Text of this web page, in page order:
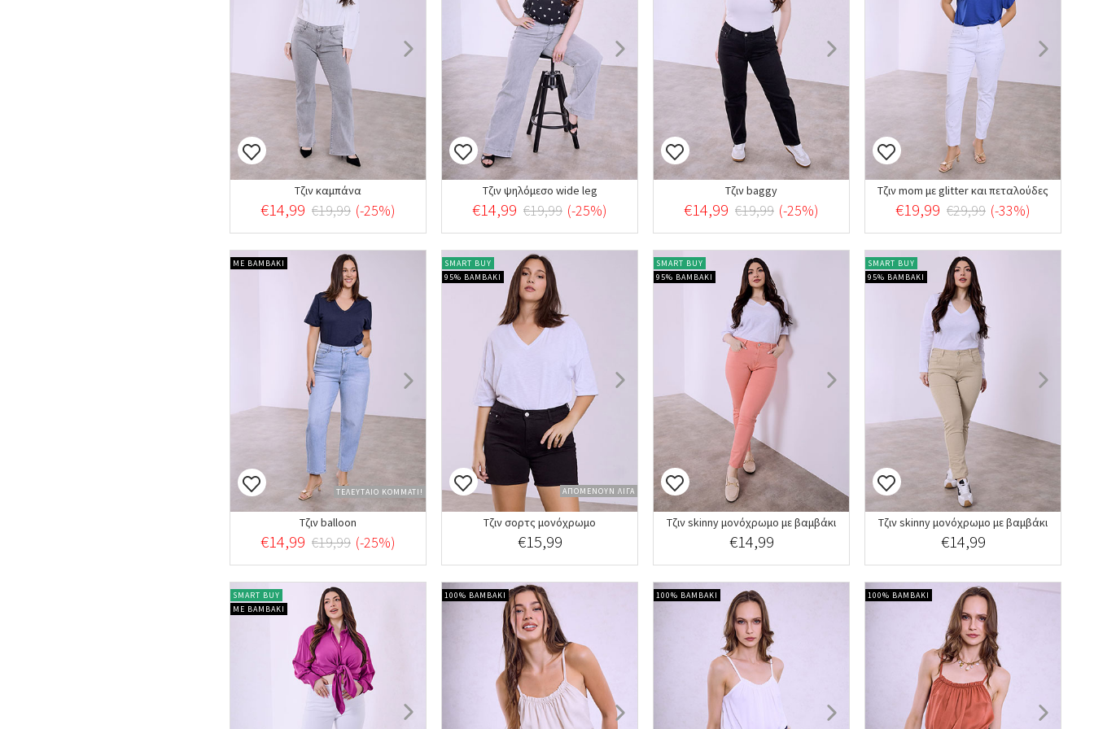
Τζιν καμπάνα
€14,99 €19,99 (-25%)
Τζιν ψηλόμεσο wide leg
€14,99 €19,99 (-25%)
Τζιν baggy
€14,99 €19,99 (-25%)
Τζιν mom με glitter και πεταλούδες
€19,99 €29,99 (-33%)
ΜΕ ΒΑΜΒΑΚΙ
ΤΕΛΕΥΤΑΙΟ ΚΟΜΜΑΤΙ!
Τζιν balloon
€14,99 €19,99 (-25%)
SMART BUY
95% ΒΑΜΒΑΚΙ
ΑΠΟΜΕΝΟΥΝ ΛΙΓΑ
Τζιν σορτς μονόχρωμο
€15,99
SMART BUY
95% ΒΑΜΒΑΚΙ
Τζιν skinny μονόχρωμο με βαμβάκι
€14,99
SMART BUY
95% ΒΑΜΒΑΚΙ
Τζιν skinny μονόχρωμο με βαμβάκι
€14,99
SMART BUY
ΜΕ ΒΑΜΒΑΚΙ
100% ΒΑΜΒΑΚΙ 100% ΒΑΜΒΑΚΙ 100% ΒΑΜΒΑΚΙ